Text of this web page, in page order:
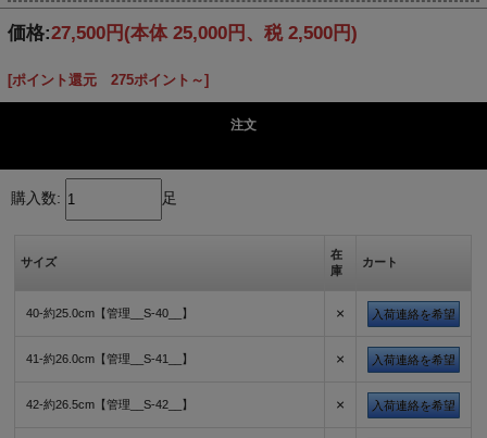
価格:27,500円 (本体 25,000円、税 2,500円)
[ポイント還元 275ポイント～]
注文
購入数: 足
サイズ
在
庫
カート
40-約25.0cm【管理__S-40__】 × 入荷連絡を希望
41-約26.0cm【管理__S-41__】 × 入荷連絡を希望
42-約26.5cm【管理__S-42__】 × 入荷連絡を希望